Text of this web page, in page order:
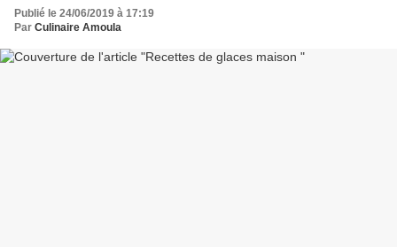
Publié le 24/06/2019 à 17:19
Par Culinaire Amoula